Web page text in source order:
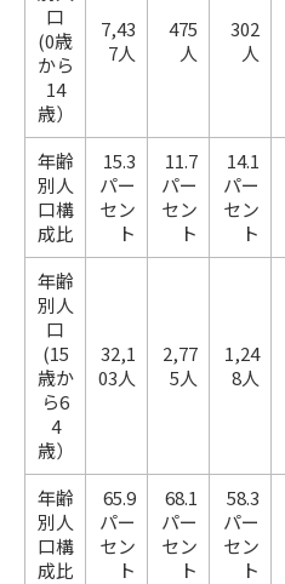
口
(0歳
から
14
歳）
7,43
7人
475
人
302
人
年齢
別人
口構
成比
15.3
パー
セン
ト
11.7
パー
セン
ト
14.1
パー
セン
ト
年齢
別人
口
(15
歳か
ら6
4
歳）
32,1
03人
2,77
5人
1,24
8人
年齢
別人
口構
成比
65.9
パー
セン
ト
68.1
パー
セン
ト
58.3
パー
セン
ト